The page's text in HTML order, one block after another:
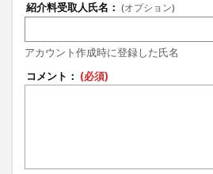
紹介料受取人氏名： (オプション)
アカウント作成時に登録した氏名
コメント： (必須)